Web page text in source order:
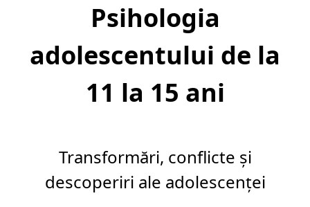
Psihologia
adolescentului de la
11 la 15 ani
Transformări, conflicte și
descoperiri ale adolescenței